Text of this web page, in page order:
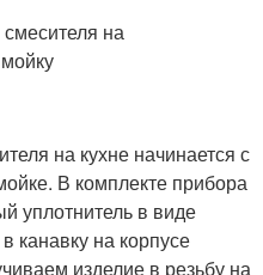
на кухне начинается с
В комплекте прибора
уплотнитель в виде
канавку на корпусе
изделие в резьбу на